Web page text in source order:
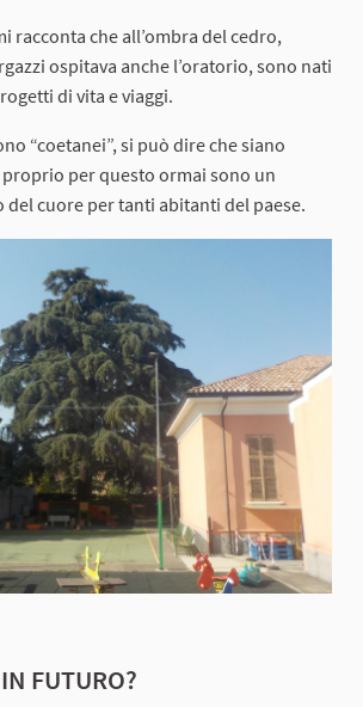
racconta che all’ombra del cedro,
ospitava anche l’oratorio, sono nati
di vita e viaggi.
“coetanei”, si può dire che siano
per questo ormai sono un
del cuore per tanti abitanti del paese.
FUTURO?